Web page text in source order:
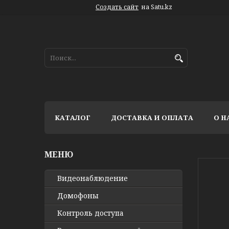
Создать сайт на Satu.kz
КАТАЛОГ ДОСТАВКА И ОПЛАТА О
Видео­наблюдение
Домофоны
Контроль доступа